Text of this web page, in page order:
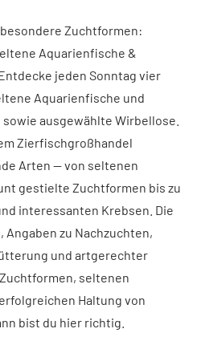
Zuchtformen:
Aquarienfische &
jeden Sonntag vier
Aquarienfische und
ausgewählte Wirbellose.
Zierfischgroßhandel
Arten — von seltenen
gestielte Zuchtformen bis zu
interessanten Krebsen. Die
zu Nachzuchten,
und artgerechter
seltenen
Haltung von
bist du hier richtig.